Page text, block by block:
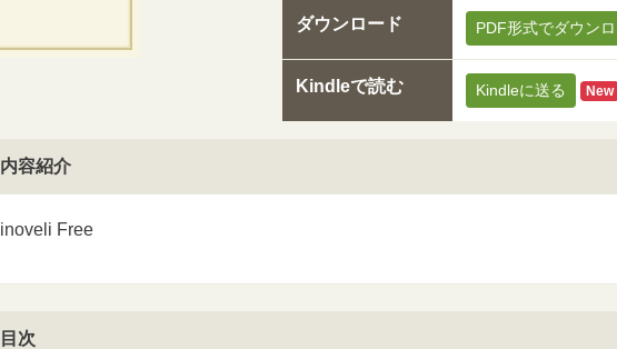
ダウンロード PDF形式でダウン
Kindleで読む Kindleに送る New
内容紹介
inoveli Free
目次